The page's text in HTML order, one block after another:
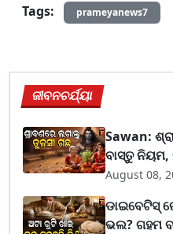
Tags:
prameyanews7
ଜୀବନଚର୍ଯ୍ୟା
Sawan:
ବାସ୍ତୁ
August 08,
ଡାଇବେଟିସ୍
ଭଲ? ଗହମ